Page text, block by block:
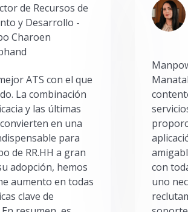
de Recursos de
y Desarrollo -
Charoen
ATS con el que
La combinación
y las últimas
en una
para
de RR.HH a gran
adopción, hemos
aumento en todas
clave de
con
uno